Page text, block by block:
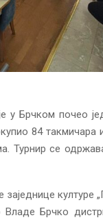
у Брчком почео
84 такмичара
Турнир се
културе
Владе Брчко